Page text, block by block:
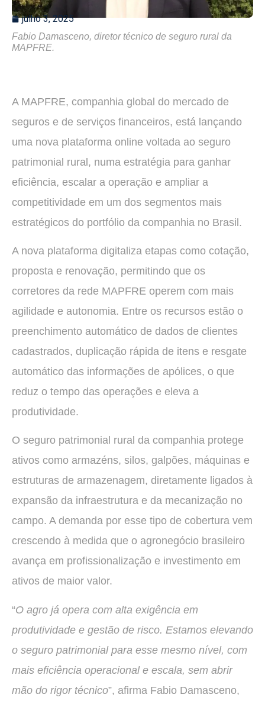
julho 3, 2025
Fabio Damasceno, diretor técnico de seguro rural da
MAPFRE.
A MAPFRE, companhia global do mercado de
seguros e de serviços financeiros, está lançando
uma nova plataforma online voltada ao seguro
patrimonial rural, numa estratégia para ganhar
eficiência, escalar a operação e ampliar a
competitividade em um dos segmentos mais
estratégicos do portfólio da companhia no Brasil.
A nova plataforma digitaliza etapas como cotação,
proposta e renovação, permitindo que os
corretores da rede MAPFRE operem com mais
agilidade e autonomia. Entre os recursos estão o
preenchimento automático de dados de clientes
cadastrados, duplicação rápida de itens e resgate
automático das informações de apólices, o que
reduz o tempo das operações e eleva a
produtividade.
O seguro patrimonial rural da companhia protege
ativos como armazéns, silos, galpões, máquinas e
estruturas de armazenagem, diretamente ligados à
expansão da infraestrutura e da mecanização no
campo. A demanda por esse tipo de cobertura vem
crescendo à medida que o agronegócio brasileiro
avança em profissionalização e investimento em
ativos de maior valor.
“O agro já opera com alta exigência em
produtividade e gestão de risco. Estamos elevando
o seguro patrimonial para esse mesmo nível, com
mais eficiência operacional e escala, sem abrir
mão do rigor técnico”, afirma Fabio Damasceno,